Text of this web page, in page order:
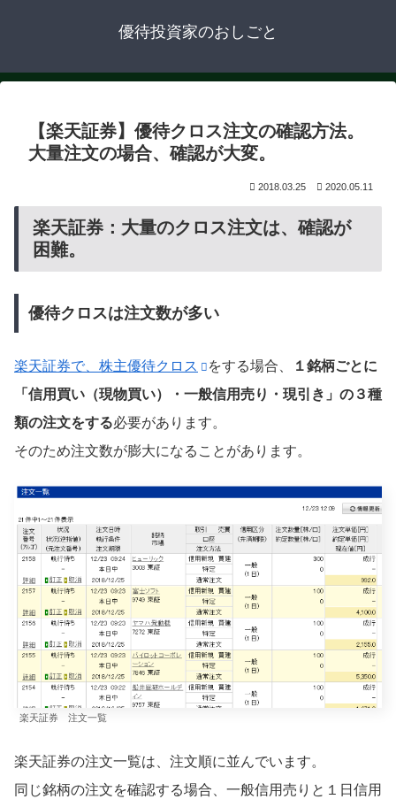
優待投資家のおしごと
【楽天証券】優待クロス注文の確認方法。
大量注文の場合、確認が大変。
2018.03.25 2020.05.11
楽天証券：大量のクロス注文は、確認が
困難。
優待クロスは注文数が多い
楽天証券で、株主優待クロス をする場合、
１銘柄ごとに
「信用買い（現物買い）・一般信用売り・現引き」の３種
類の注文をする必要があります。
そのため注文数が膨大になることがあります。
楽天証券 注文一覧
楽天証券の注文一覧は、注文順に並んでいます。
同じ銘柄の注文を確認する場合、一般信用売りと１日信用